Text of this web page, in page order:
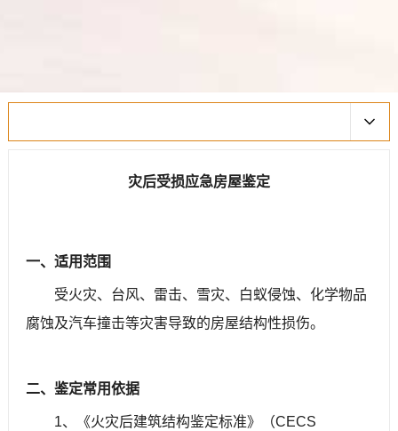
灾后受损应急房屋鉴定
一、适用范围
受火灾、台风、雷击、雪灾、白蚁侵蚀、化学物品
腐蚀及汽车撞击等灾害导致的房屋结构性损伤。
二、鉴定常用依据
1、《火灾后建筑结构鉴定标准》（CECS